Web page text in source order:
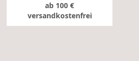
ab 100 €
versandkostenfrei